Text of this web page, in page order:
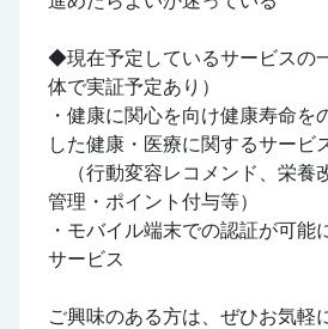
◆現在予定しているサービスの
体で実証予定あり）
・健康に関心を向け健康寿命を
した健康・医療に関するサービ
（行動変容レコメンド、栄養
管理・ポイント付与等）
・モバイル端末での認証が可能
サービス
ご興味のある方は、ぜひお気軽